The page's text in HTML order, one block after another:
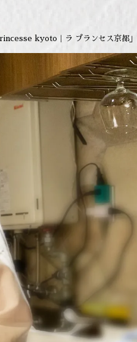
kyoto｜ラ プランセス京都」